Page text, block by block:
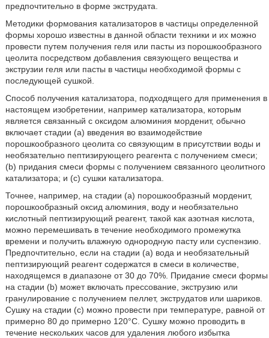
предпочтительно в форме экструдата.
Методики формования катализаторов в частицы определенной
формы хорошо известны в данной области техники и их можно
провести путем получения геля или пасты из порошкообразного
цеолита посредством добавления связующего вещества и
экструзии геля или пасты в частицы необходимой формы с
последующей сушкой.
Способ получения катализатора, подходящего для применения в
настоящем изобретении, например катализатора, которым
является связанный с оксидом алюминия морденит, обычно
включает стадии (а) введения во взаимодействие
порошкообразного цеолита со связующим в присутствии воды и
необязательно пептизирующего реагента с получением смеси;
(b) придания смеси формы с получением связанного цеолитного
катализатора; и (с) сушки катализатора.
Точнее, например, на стадии (а) порошкообразный морденит,
порошкообразный оксид алюминия, воду и необязательно
кислотный пептизирующий реагент, такой как азотная кислота,
можно перемешивать в течение необходимого промежутка
времени и получить влажную однородную пасту или суспензию.
Предпочтительно, если на стадии (а) вода и необязательный
пептизирующий реагент содержатся в смеси в количестве,
находящемся в диапазоне от 30 до 70%. Придание смеси формы
на стадии (b) может включать прессование, экструзию или
гранулирование с получением пеллет, экструдатов или шариков.
Сушку на стадии (с) можно провести при температуре, равной от
примерно 80 до примерно 120°С. Сушку можно проводить в
течение нескольких часов для удаления любого избытка